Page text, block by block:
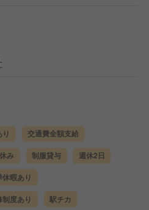
交通費全額支給
み 制服貸与 週休2日
休暇あり
制度あり 駅チカ